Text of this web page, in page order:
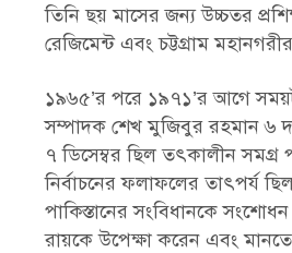
তিনি ছয় মাসের জন্য উচ্চতর
রেজিমেন্ট এবং চট্টগ্রাম
১৯৬৫’র পরে ১৯৭১’র আগে
সম্পাদক শেখ মুজিবুর রহমান ৬
৭ ডিসেম্বর ছিল তৎকালীন সমগ্র
নির্বাচনের ফলাফলের তাৎপর্য
পাকিস্তানের সংবিধানকে
রায়কে উপেক্ষা করেন এবং